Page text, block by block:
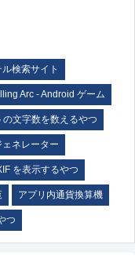
検索サイト
Arc - Android ゲーム
の文字数を数えるやつ
ネレーター
を表示するやつ
アプリ内通貨換算機
つ